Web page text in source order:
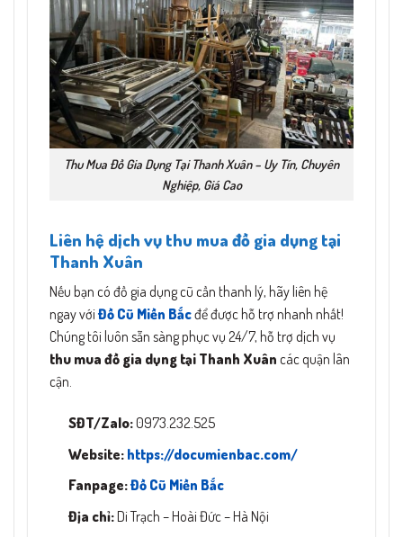
Thu Mua Đồ Gia Dụng Tại Thanh Xuân – Uy Tín, Chuyên
Nghiệp, Giá Cao
Liên hệ dịch vụ thu mua đồ gia dụng tại
Thanh Xuân
Nếu bạn có đồ gia dụng cũ cần thanh lý, hãy liên hệ
ngay với Đồ Cũ Miền Bắcđể được hỗ trợ nhanh nhất!
Chúng tôi luôn sẵn sàng phục vụ 24/7, hỗ trợ dịch vụ
thu mua đồ gia dụng tại Thanh Xuân các quận lân
cận.
SĐT/Zalo:0973.232.525
Website: https://documienbac.com/
Fanpage:Đồ Cũ Miền Bắc
Địa chỉ:Di Trạch – Hoài Đức – Hà Nội